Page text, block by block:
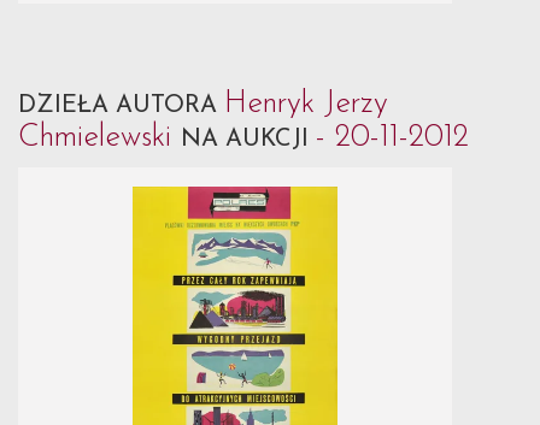
DZIEŁA AUTORA Henryk Jerzy
Chmielewski NA AUKCJI - 20-11-2012